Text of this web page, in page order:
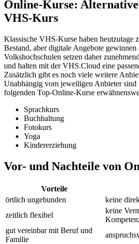
Online-Kurse: Alternative
VHS-Kurs
Klassische VHS-Kurse haben heutzutage
Bestand, aber digitale Angebote
Volkshochschulen setzen daher
und halten mit der VHS.Cloud eine
Zusätzlich gibt es noch viele weitere
Unabhängig vom jeweiligen Anbieter sind
folgenden Top-Online-Kurse
Sprachkurs
Buchhaltung
Fotokurs
Yoga
Kindererziehung
Vor- und Nachteile von
Vorteile
örtlich ungebunden
keine
zeitlich flexibel
keine
gut vereinbar mit Beruf und
Familie